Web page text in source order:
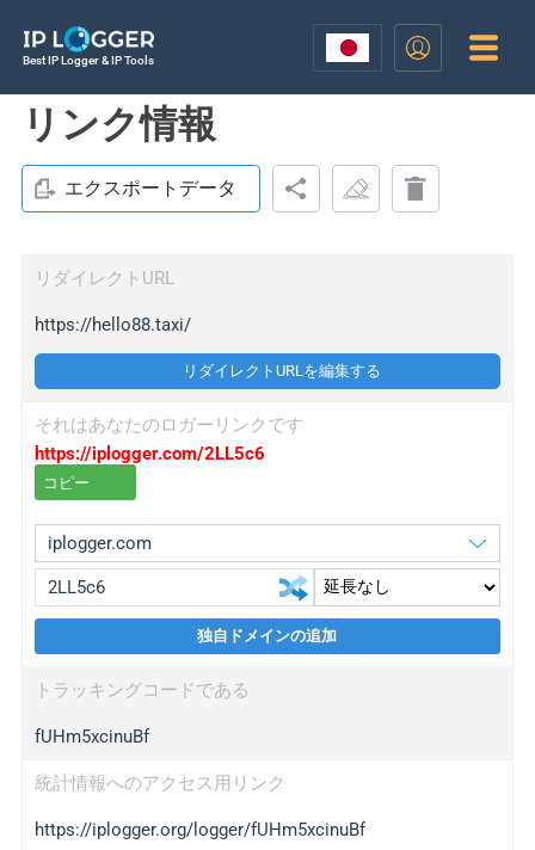
Best IP Logger & IP Tools
リンク情報
エクスポートデータ
リダイレクトURL
https://hello88.taxi/
リダイレクトURLを編集する
それはあなたのロガーリンクです
https://iplogger.com/2LL5c6
コピー
wl.gl
ed.tc
bc.ax
iplogger.com
独自ドメインの追加
トラッキングコードである
fUHm5xcinuBf
統計情報へのアクセス用リンク
https://iplogger.org/logger/fUHm5xcinuBf